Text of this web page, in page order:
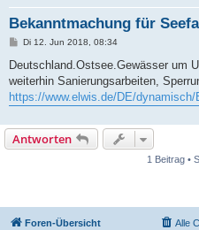
Bekanntmachung für
B
i
r
a
g
Di 12. Jun 2018, 08:34
Deutschland.Ostsee.Gewässer um
weiterhin Sanierungsarbeiten,
https://www.elwis.de/DE/
Antworten
1 Beitrag •
Foren-Übersicht Alle